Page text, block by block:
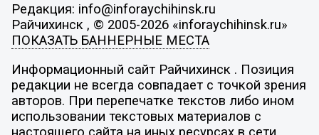
Редакция: info@inforaychihinsk.ru
Райчихинск , © 2005-2026 «inforaychihinsk.ru»
ПОКАЗАТЬ БАННЕРНЫЕ МЕСТА
Информационный сайт Райчихинск . Позиция
редакции не всегда совпадает с точкой зрения
авторов. При перепечатке текстов либо ином
использовании текстовых материалов с